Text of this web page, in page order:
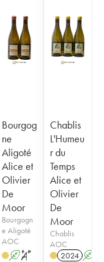
Bourgog
ne
Aligoté
Alice et
Olivier
De
Moor
Bourgogn
e Aligoté
AOC
A S
Chablis
L'Humeu
r du
Temps
Alice et
Olivier
De
Moor
Chablis
AOC
2024 A